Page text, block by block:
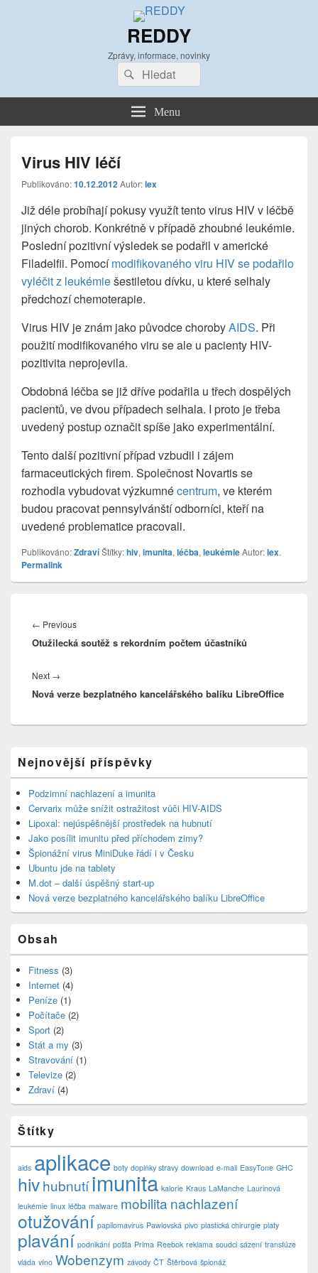
REDDY
Zprávy, informace, novinky
Search
for:
Search
Menu
Virus HIV léčí
Publikováno:10.12.2012Autor:lex
Již déle probíhají pokusy využít tento virus HIV v léčbě
jiných chorob. Konkrétně v případě zhoubné leukémie.
Poslední pozitivní výsledek se podařil v americké
Filadelfii. Pomocímodifikovaného viru HIV se podařilo
vyléčit z leukémiešestiletou dívku, u které selhaly
předchozí chemoterapie.
Virus HIV je znám jako původce chorobyAIDS. Při
použití modifikovaného viru se ale u pacienty HIV-
pozitivita neprojevila.
Obdobná léčba se již dříve podařila u třech dospělých
pacientů, ve dvou případech selhala. I proto je třeba
uvedený postup označit spíše jako experimentální.
Tento další pozitivní případ vzbudil i zájem
farmaceutických firem. Společnost Novartis se
rozhodla vybudovat výzkumnécentrum, ve kterém
budou pracovat pennsylvánští odborníci, kteří na
uvedené problematice pracovali.
Publikováno:ZdravíŠtítky:hiv, imunita, léčba, leukémieAutor:lex.
Permalink
pro
příspěvek
← Previous
post:
Otužilecká soutěž s rekordním počtem účastníků
Next →
post:
Nová verze bezplatného kancelářského balíku LibreOffice
Sidebar
Widget
Area
Nejnovější příspěvky
Podzimní nachlazení a imunita
Cervarix může snížit ostražitost vůči HIV-AIDS
Lipoxal: nejúspěšnější prostředek na hubnutí
Jako posílit imunitu před příchodem zimy?
Špionážní virus MiniDuke řádí i v Česku
Ubuntu jde na tablety
M.dot – další úspěšný start-up
Nová verze bezplatného kancelářského balíku LibreOffice
Obsah
Fitness (3)
Internet (4)
Peníze (1)
Počítače (2)
Sport (2)
Stát a my (3)
Stravování (1)
Televize (2)
Zdraví (4)
Štítky
aids aplikace boty doplňky stravy download e-mail EasyTone GHC
hivhubnutíimunita kalorie Kraus LaManche Laurinová
leukémie linux léčba malware mobilita nachlazení
otužování papilomavirus Pawlovská pivo plastická chirurgie platy
plavání podnikání pošta Prima Reebok reklama soudci sázení transfúze
vláda víno Wobenzym závody ČT Štěrbová špionáž